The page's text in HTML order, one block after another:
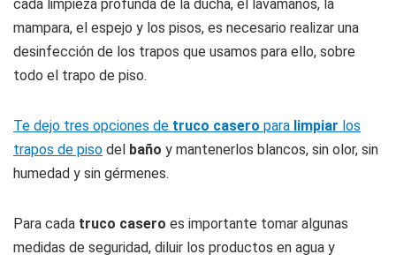
cada limpieza profunda de la ducha, el lavamanos, la
mampara, el espejo y los pisos, es necesario realizar una
desinfección de los trapos que usamos para ello, sobre
todo el trapo de piso.
Te dejo tres opciones de truco casero para limpiar los
trapos de piso del baño y mantenerlos blancos, sin olor, sin
humedad y sin gérmenes.
Para cada truco casero es importante tomar algunas
medidas de seguridad, diluir los productos en agua y